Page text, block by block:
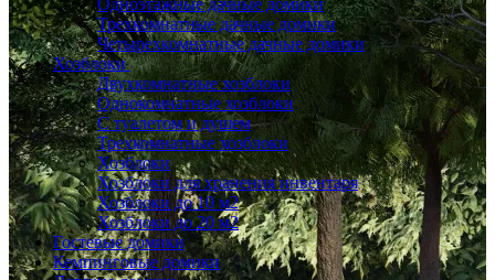
Одноэтажные дачные домики
Трехкомнатные дачные домики
Четырехкомнатные дачные домики
Хозблоки
Двухкомнатные хозблоки
Однокомнатные хозблоки
С туалетом и душем
Трехкомнатные хозблоки
Хозблоки
Хозблоки для хранения инвентаря
Хозблоки до 10 м2
Хозблоки до 20 м2
Гостевые домики
Кемпинговые домики